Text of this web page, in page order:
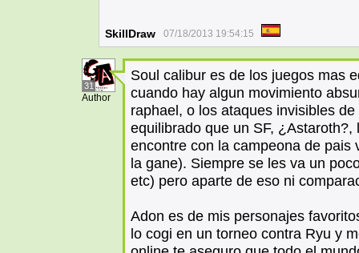
SkillDraw 07/18/2013 19:54:15
31
Author
Soul calibur es de los juegos mas
cuando hay algun movimiento
raphael, o los ataques invisibles
equilibrado que un SF,
encontre con la campeona de
la gane). Siempre se les va un
etc) pero aparte de eso ni
Adon es de mis personajes
lo cogi en un torneo contra Ryu y